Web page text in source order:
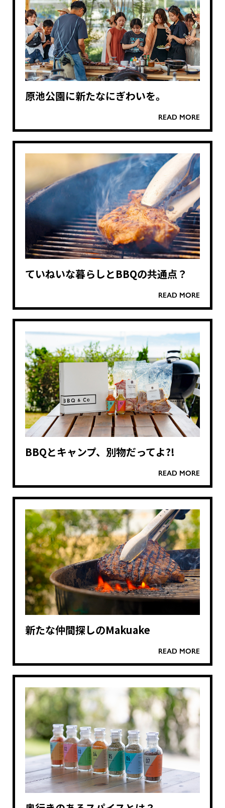
原池公園に新たなにぎわいを。
READ MORE
ていねいな暮らしとBBQの共通点？
READ MORE
BBQとキャンプ、別物だってよ?!
READ MORE
新たな仲間探しのMakuake
READ MORE